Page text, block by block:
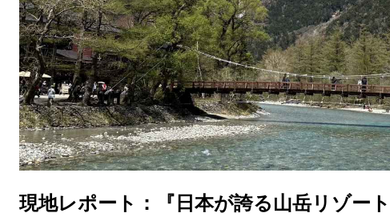
現地レポート：『日本が誇る山岳リゾー